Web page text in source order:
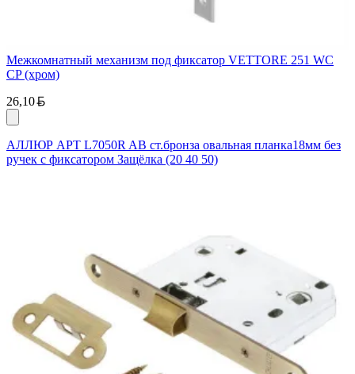
Межкомнатный механизм под фиксатор VETTORE 251 WC
CP (хром)
26,10
АЛЛЮР АРТ L7050R AB ст.бронза овальная планка18мм без
ручек с фиксатором Защёлка (20 40 50)